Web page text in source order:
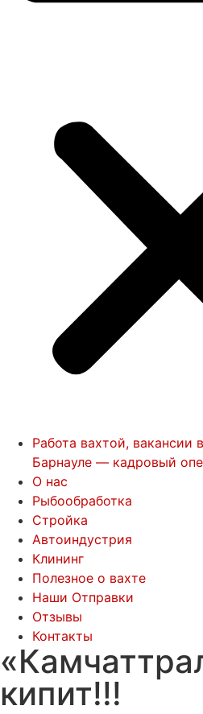
Работа вахтой,
Барнауле — кадровый
О нас
Рыбообработка
Стройка
Автоиндустрия
Клининг
Полезное о вахте
Наши Отправки
Отзывы
Контакты
кипит!!!